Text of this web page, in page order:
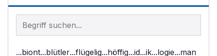
Begriff im Lexikon suchen
...biont...blütler...flügelig...höffig...id...ik...logie...man